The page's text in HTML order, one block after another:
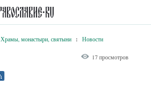
Храмы, монастыри, святыни : Новости
17 просмотров